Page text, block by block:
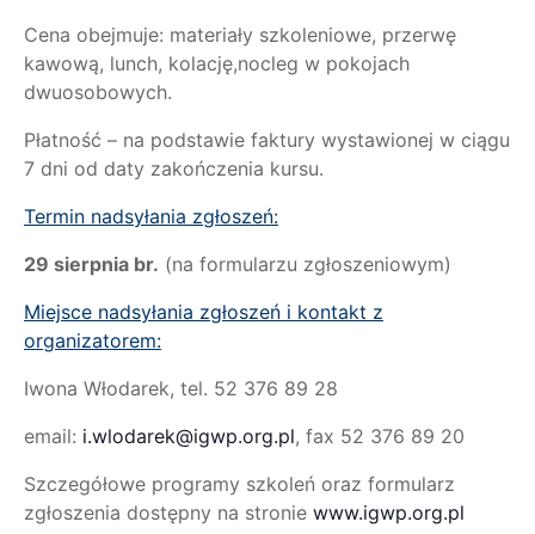
Cena obejmuje: materiały szkoleniowe, przerwę
kawową, lunch, kolację,nocleg w pokojach
dwuosobowych.
Płatność – na podstawie faktury wystawionej w ciągu
7 dni od daty zakończenia kursu.
Termin nadsyłania zgłoszeń:
29 sierpnia br. (na formularzu zgłoszeniowym)
Miejsce nadsyłania zgłoszeń i kontakt z
organizatorem:
Iwona Włodarek, tel. 52 376 89 28
email: i.wlodarek@igwp.org.pl, fax 52 376 89 20
Szczegółowe programy szkoleń oraz formularz
zgłoszenia dostępny na stronie www.igwp.org.pl